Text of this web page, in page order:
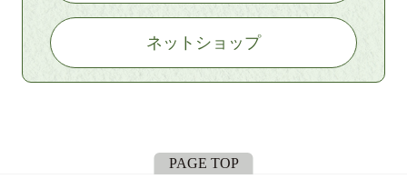
ネットショップ
PAGE TOP